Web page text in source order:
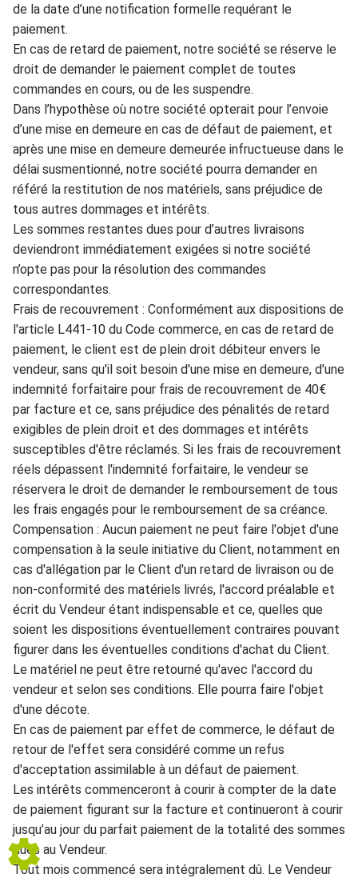
de la date d’une notification formelle requérant le
paiement.
En cas de retard de paiement, notre société se réserve le
droit de demander le paiement complet de toutes
commandes en cours, ou de les suspendre.
Dans l’hypothèse où notre société opterait pour l’envoie
d’une mise en demeure en cas de défaut de paiement, et
après une mise en demeure demeurée infructueuse dans le
délai susmentionné, notre société pourra demander en
référé la restitution de nos matériels, sans préjudice de
tous autres dommages et intérêts.
Les sommes restantes dues pour d’autres livraisons
deviendront immédiatement exigées si notre société
n’opte pas pour la résolution des commandes
correspondantes.
Frais de recouvrement : Conformément aux dispositions de
l'article L441-10 du Code commerce, en cas de retard de
paiement, le client est de plein droit débiteur envers le
vendeur, sans qu'il soit besoin d'une mise en demeure, d'une
indemnité forfaitaire pour frais de recouvrement de 40€
par facture et ce, sans préjudice des pénalités de retard
exigibles de plein droit et des dommages et intérêts
susceptibles d'être réclamés. Si les frais de recouvrement
réels dépassent l'indemnité forfaitaire, le vendeur se
réservera le droit de demander le remboursement de tous
les frais engagés pour le remboursement de sa créance.
Compensation : Aucun paiement ne peut faire l'objet d'une
compensation à la seule initiative du Client, notamment en
cas d'allégation par le Client d'un retard de livraison ou de
non-conformité des matériels livrés, l'accord préalable et
écrit du Vendeur étant indispensable et ce, quelles que
soient les dispositions éventuellement contraires pouvant
figurer dans les éventuelles conditions d'achat du Client.
Le matériel ne peut être retourné qu'avec l'accord du
vendeur et selon ses conditions. Elle pourra faire l'objet
d'une décote.
En cas de paiement par effet de commerce, le défaut de
retour de l'effet sera considéré comme un refus
d'acceptation assimilable à un défaut de paiement.
Les intérêts commenceront à courir à compter de la date
de paiement figurant sur la facture et continueront à courir
jusqu’au jour du parfait paiement de la totalité des sommes
dues au Vendeur.
Tout mois commencé sera intégralement dû. Le Vendeur